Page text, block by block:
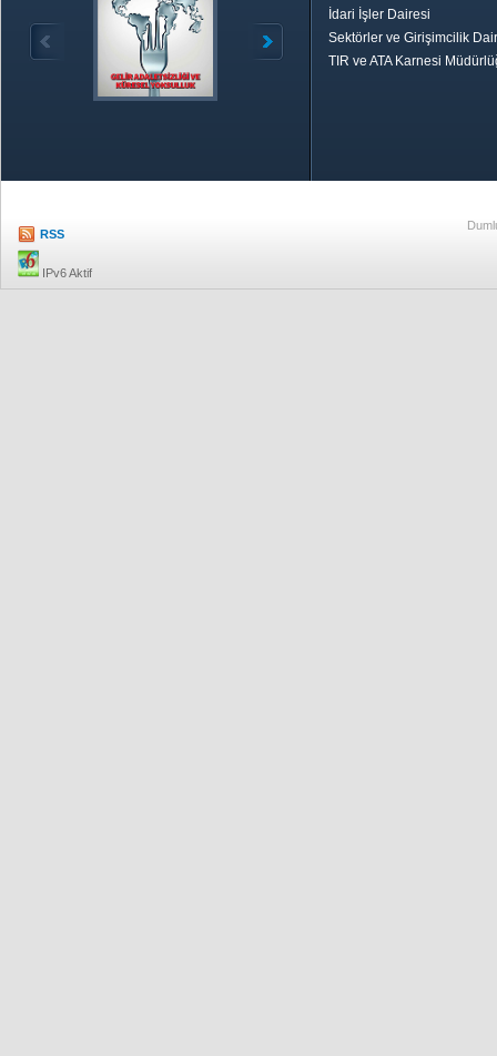
İdari İşler Dairesi
Sektörler ve Girişimcilik
TIR ve ATA Karnesi
RSS
IPv6 Aktif